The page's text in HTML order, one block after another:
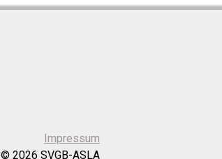
Impressum
© 2026 SVGB-ASLA